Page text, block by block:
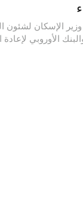
الإسكان لشئون
الأوروبي لإعادة